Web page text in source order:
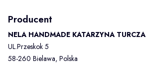
Producent
NELA HANDMADE KATARZYNA TURCZA
UL.Przeskok 5
58-260 Bielawa, Polska